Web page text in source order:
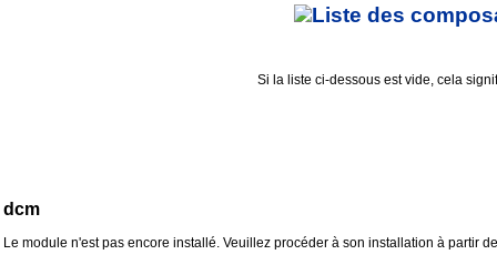
Liste des
Si la liste ci-dessous est vide, cela
dcm
Le module n'est pas encore installé. Veuillez procéder à son installation à partir